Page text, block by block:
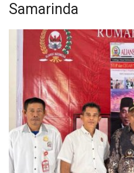
Beranda
Contact
Yogyakarta
Banten
Solo Raya
Samarinda